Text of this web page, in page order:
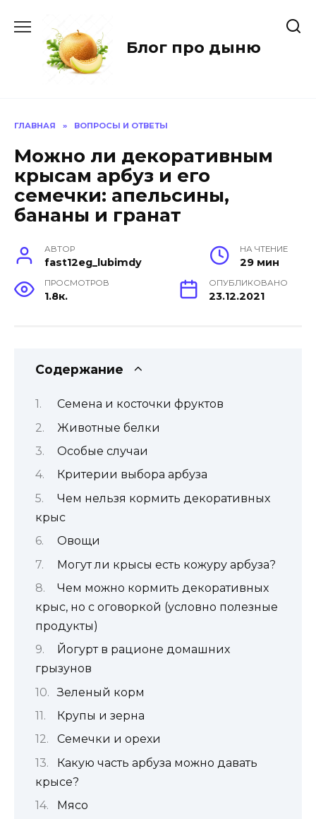
содержанию
Блог про дыню
ГЛАВНАЯ » ВОПРОСЫ И ОТВЕТЫ
Можно ли декоративным
крысам арбуз и его
семечки: апельсины,
бананы и гранат
АВТОР
fast12eg_lubimdy
НА ЧТЕНИЕ
29 мин
ПРОСМОТРОВ
1.8к.
ОПУБЛИКОВАНО
23.12.2021
Содержание
Семена и косточки фруктов
Животные белки
Особые случаи
Критерии выбора арбуза
Чем нельзя кормить декоративных
крыс
Овощи
Могут ли крысы есть кожуру арбуза?
Чем можно кормить декоративных
крыс, но с оговоркой (условно полезные
продукты)
Йогурт в рационе домашних
грызунов
Зеленый корм
Крупы и зерна
Семечки и орехи
Какую часть арбуза можно давать
крысе?
Мясо